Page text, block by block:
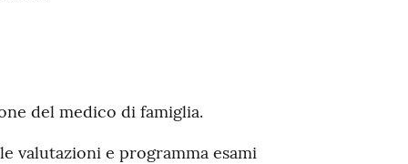
del medico di famiglia.
valutazioni e programma esami